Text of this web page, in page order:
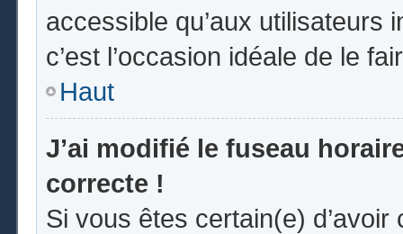
accessible qu’aux utilisateurs
c’est l’occasion idéale de le
Haut
J’ai modifié le fuseau
correcte !
Si vous êtes certain(e)